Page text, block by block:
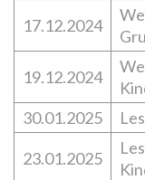
17.12.2024
19.12.2024
30.01.2025
23.01.2025